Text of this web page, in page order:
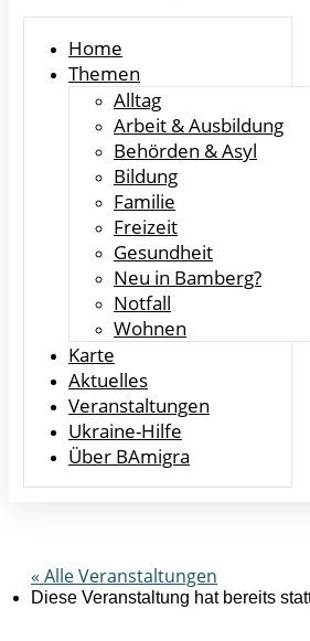
Home
Themen
Alltag
Arbeit & Ausbildung
Behörden & Asyl
Bildung
Familie
Freizeit
Gesundheit
Neu in Bamberg?
Notfall
Wohnen
Karte
Aktuelles
Veranstaltungen
Ukraine-Hilfe
Über BAmigra
« Alle Veranstaltungen
Diese Veranstaltung hat bereits